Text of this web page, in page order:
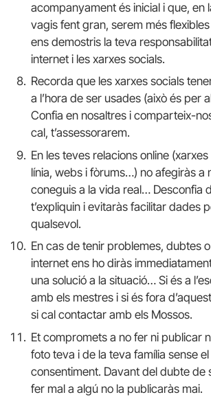
acompanyament és inicial i que, en
vagis fent gran, serem més
ens demostris la teva
internet i les xarxes socials.
Recorda que les xarxes socials
a l’hora de ser usades (això és per
Confia en nosaltres i comparteix-
cal, t’assessorarem.
En les teves relacions online
línia, webs i fòrums…) no afegiràs a
coneguis a la vida real… Desconfia
t’expliquin i evitaràs facilitar dades
qualsevol.
En cas de tenir problemes, dubtes
internet ens ho diràs
una solució a la situació… Si és a
amb els mestres i si és fora
si cal contactar amb els Mossos.
Et compromets a no fer ni publicar
foto teva i de la teva família sense
consentiment. Davant del dubte de
fer mal a algú no la publicaràs mai.